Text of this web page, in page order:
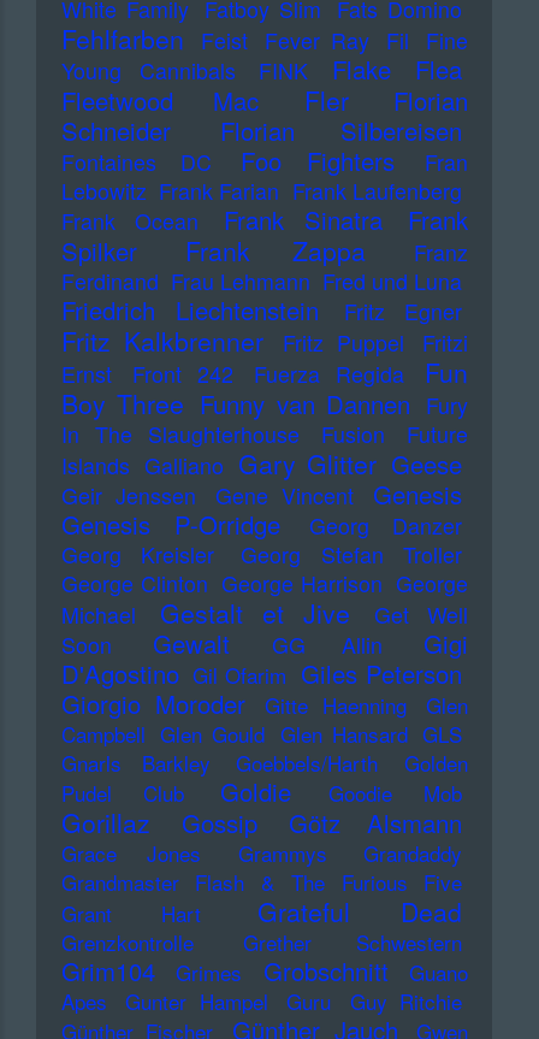
White Family Fatboy Slim Fats Domino
Fehlfarben Feist Fever Ray Fil
Fine
Young Cannibals
FINK Flake
Flea
Fleetwood Mac
Fler
Florian
Schneider
Florian Silbereisen
Fontaines DC Foo Fighters
Fran
Lebowitz Frank Farian Frank Laufenberg
Frank Ocean
Frank Sinatra
Frank
Spilker
Frank Zappa
Franz
Ferdinand Frau Lehmann Fred und Luna
Friedrich Liechtenstein Fritz Egner
Fritz Kalkbrenner Fritz Puppel
Fritzi
Ernst
Front 242 Fuerza Regida
Fun
Boy Three Funny van Dannen Fury
In The Slaughterhouse
Fusion
Future
Islands Galliano Gary Glitter Geese
Geir Jenssen Gene Vincent
Genesis
Genesis P-Orridge
Georg Danzer
Georg Kreisler
Georg Stefan Troller
George Clinton George Harrison George
Michael
Gestalt et Jive
Get Well
Soon
Gewalt GG Allin
Gigi
D'Agostino Gil Ofarim Giles Peterson
Giorgio Moroder
Gitte Haenning
Glen
Campbell Glen Gould Glen Hansard GLS
Gnarls Barkley
Goebbels/Harth
Golden
Pudel Club
Goldie Goodie Mob
Gorillaz Gossip Götz Alsmann
Grace Jones Grammys
Grandaddy
Grandmaster Flash & The Furious Five
Grant Hart
Grateful Dead
Grenzkontrolle Grether Schwestern
Grim104 Grimes Grobschnitt
Guano
Apes
Gunter Hampel Guru
Guy Ritchie
Günther Fischer
Günther Jauch
Gwen